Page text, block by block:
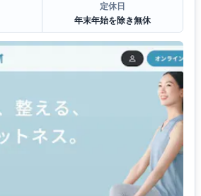
定休日
年末年始を除き無休